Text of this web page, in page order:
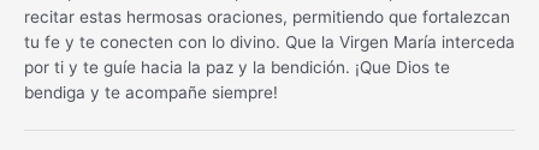
recitar estas hermosas oraciones, permitiendo que fortalezcan
tu fe y te conecten con lo divino. Que la Virgen María interceda
por ti y te guíe hacia la paz y la bendición. ¡Que Dios te
bendiga y te acompañe siempre!